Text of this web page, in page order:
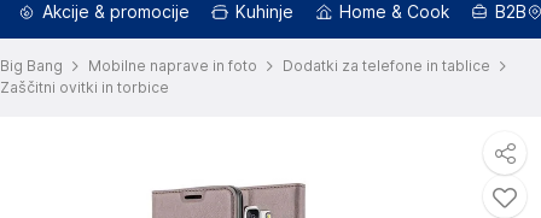
Akcije & promocije Kuhinje Home & Cook B2B
Big Bang Mobilne naprave in foto
Dodatki za telefone in tablice
Zaščitni ovitki in torbice